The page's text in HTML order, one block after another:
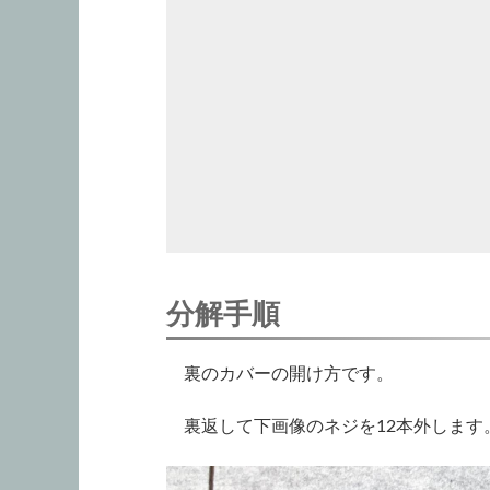
分解手順
裏のカバーの開け方です。
裏返して下画像のネジを12本外します